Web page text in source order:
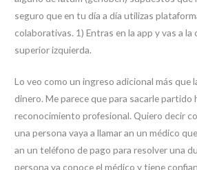
seguro que en tu día a día utilizas
colaborativas. 1) Entras en la app y vas a la
superior izquierda.
Lo veo como un ingreso adicional más que
dinero. Me parece que para sacarle partido
reconocimiento profesional. Quiero decir
una persona vaya a llamar an un médico
an un teléfono de pago para resolver una
persona ya conoce el médico y tiene